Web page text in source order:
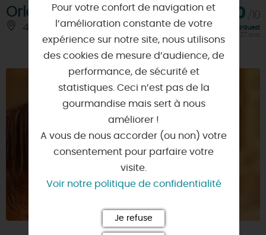
Orléans Paramoteur
45430 - MARDIE À 6.5 KM
10,0
Note FairGuest
Pour votre confort de navigation et
l’amélioration constante de votre
expérience sur notre site, nous utilisons
des cookies de mesure d’audience, de
performance, de sécurité et
statistiques. Ceci n’est pas de la
gourmandise mais sert à nous
améliorer !
A vous de nous accorder (ou non) votre
consentement pour parfaire votre
visite.
Voir notre politique de confidentialité
Je refuse